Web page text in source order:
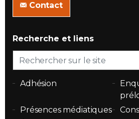
Contact
Recherche et liens
Adhésion
Présences médiatiques